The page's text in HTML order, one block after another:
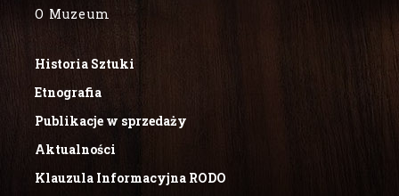
O Muzeum
Historia Sztuki
Etnografia
Publikacje w sprzedaży
Aktualności
Klauzula Informacyjna RODO